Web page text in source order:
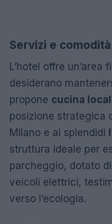
Servizi e comodità
L’hotel offre un’area
desiderano
propone cucina
posizione strategica
Milano e ai splendidi
struttura ideale per
parcheggio, dotato
veicoli elettrici,
verso l’ecologia.